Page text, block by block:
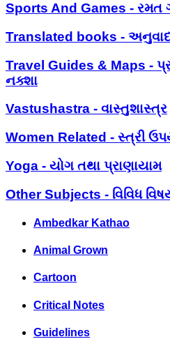
Sports And Games -
Translated books -
Travel Guides & Maps -
નક્શા
Vastushastra - વાસ્તુશાસ્ત્ર
Women Related - સ્ત્રી
Yoga - યોગ તથા પ્રાણાયામ
Other Subjects - વિવિધ
Ambedkar Kathao
Animal Grown
Cartoon
Critical Notes
Guidelines